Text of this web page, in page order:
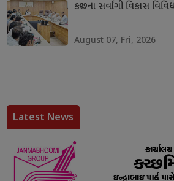
કચ્છના સર્વાંગી વિકાસ
August 07, Fri, 2026
Latest News